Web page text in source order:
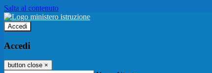
Salta al contenuto
Accedi
Accedi
button close ×